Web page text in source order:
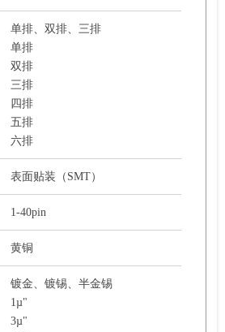
单排、双排、三排
单排
双排
三排
四排
五排
六排
表面贴装（SMT）
1-40pin
黄铜
镀金、镀锡、半金锡
1µ"
3µ"